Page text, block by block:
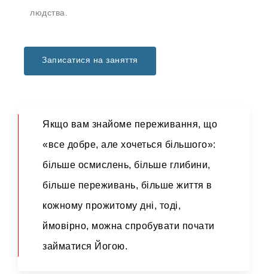
людства.
Записатися на заняття
Якщо вам знайоме переживання, що
«все добре, але хочеться більшого»:
більше осмислень, більше глибини,
більше переживань, більше життя в
кожному прожитому дні, тоді,
ймовірно, можна спробувати почати
займатися Йогою.